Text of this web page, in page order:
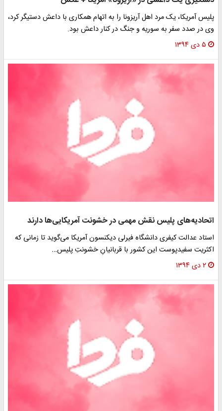
پلیس آمریکا، یک مرد اهل آریزونا را به اتهام همکاری با داعش دستیگر کرد،
وی در صدد سفر به سوریه و جنگ در کنار داعش بود.
۵ دی ۱۳۹۴
اتحادیه‌های پلیس نقش مهمی در خشونت آمریکایی‌ها دارند
استاد عدالت کیفری دانشگاه فیرلی دیکنسون آمریکا می‌گوید تا زمانی که
اکثریت سفید‌پوست این کشور با قربانیانِ خشونتِ پلیس…
۲ دی ۱۳۹۴